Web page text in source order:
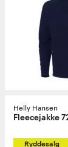
Helly Hansen
Fleecejakke
Ryddesalg